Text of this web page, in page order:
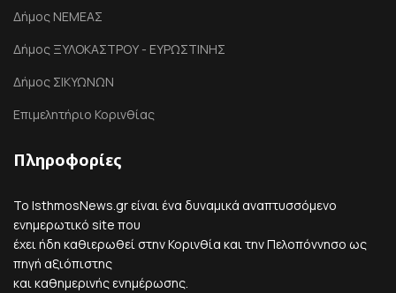
Δήμος ΝΕΜΕΑΣ
Δήμος ΞΥΛΟΚΑΣΤΡΟΥ - ΕΥΡΩΣΤΙΝΗΣ
Δήμος ΣΙΚΥΩΝΩΝ
Επιμελητήριο Κορινθίας
Πληροφορίες
Το IsthmosNews.gr είναι ένα δυναμικά αναπτυσσόμενο
ενημερωτικό site που
έχει ήδη καθιερωθεί στην Κορινθία και την Πελοπόννησο ως
πηγή αξιόπιστης
και καθημερινής ενημέρωσης.